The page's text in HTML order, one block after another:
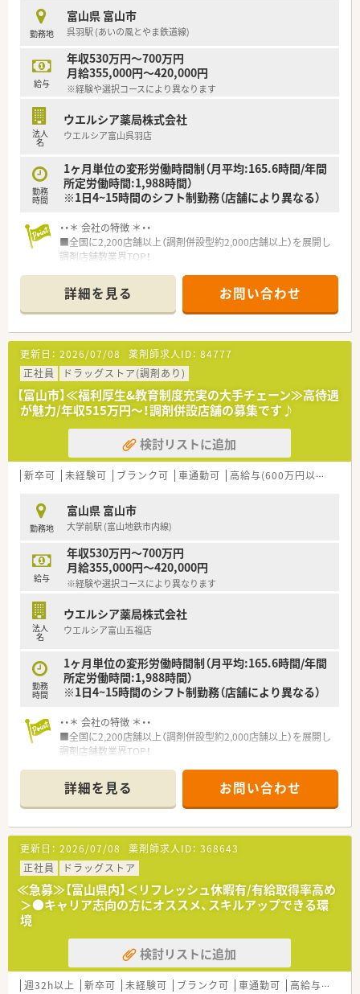
■育児休暇は3歳まで取得が可能で、時短制度は小学5年生まで
時短勤務ができるよう変更予定です。
■年間休日が120日とワークライフバランスが整っています
■日用品から常備薬まで、従業員割引制度など嬉しいメリットも
たくさんあります！
勤務地
富山県 富山市
呉羽駅 (あいの風とやま鉄道線)
給与
年収530万円～700万円
月給355,000円～420,000円
※経験や選択コースにより異なります
法人
名
ウエルシア薬局株式会社
ウエルシア富山呉羽店
勤務
時間
1ヶ月単位の変形労働時間制（月平均:165.6時間/年間
所定労働時間:1,988時間）
※1日4~15時間のシフト制勤務（店舗により異なる）
・・＊ 会社の特徴 ＊・・
■全国に2,200店舗以上（調剤併設型約2,000店舗以上）を展開し
調剤店舗数業界TOP！
頑張り次第で高給与も可能！
■経験や勤務コースによりますが、経験の少ない方でも500万前
半スタートと業界TOP水準！
■職種や職域に合わせ、豊富な社内研修や外部組織と連携した研
修を用意されています
■薬剤師が中心の会社だからこそ活躍できるキャリアパスが多
種多様に用意されています。
■店舗拡大に伴い、エリアマネジャーや営業部長等のマネジメン
トのポジションも増えます。
■在宅や教育等の専門性を活かせるスペシャリストを目指すこ
とも可能です。
■その他にも、管理部門や商品部門等の本社スタッフなど活動領
域は多種多様です。
■在宅実施店舗は年々増加しており、在宅医療へもしっかりと関
■育児休暇は3歳まで取得が可能で、時短制度は小学5年生まで
時短勤務ができるよう変更予定です。
■年間休日が120日とワークライフバランスが整っています
■日用品から常備薬まで、従業員割引制度など嬉しいメリットも
たくさんあります！
詳細を見る お問い合わせ
更新日： 2026/07/08 薬剤師求人ID： 84777
正社員
ドラッグストア(調剤あり)
【富山市】≪福利厚生&教育制度充実の大手チェーン≫高待遇
が魅力/年収515万円～！調剤併設店舗の募集です♪
検討リストに追加
新卒可 未経験可 ブランク可 車通勤可 高給与(600万円以上)
勤務地
富山県 富山市
大学前駅 (富山地鉄市内線)
給与
年収530万円～700万円
月給355,000円～420,000円
※経験や選択コースにより異なります
法人
名
ウエルシア薬局株式会社
ウエルシア富山五福店
勤務
時間
1ヶ月単位の変形労働時間制（月平均:165.6時間/年間
所定労働時間:1,988時間）
※1日4~15時間のシフト制勤務（店舗により異なる）
・・＊ 会社の特徴 ＊・・
■全国に2,200店舗以上（調剤併設型約2,000店舗以上）を展開し
調剤店舗数業界TOP！
頑張り次第で高給与も可能！
■経験や勤務コースによりますが、経験の少ない方でも500万前
半スタートと業界TOP水準！
■職種や職域に合わせ、豊富な社内研修や外部組織と連携した研
修を用意されています
■薬剤師が中心の会社だからこそ活躍できるキャリアパスが多
種多様に用意されています。
■店舗拡大に伴い、エリアマネジャーや営業部長等のマネジメン
トのポジションも増えます。
■在宅や教育等の専門性を活かせるスペシャリストを目指すこ
■その他にも、管理部門や商品部門等の本社スタッフなど活動領
域は多種多様です。
■在宅実施店舗は年々増加しており、在宅医療へもしっかりと関
わる事ができます。
詳細を見る お問い合わせ
更新日： 2026/07/08 薬剤師求人ID： 368643
正社員
ドラッグストア
≪急募≫【富山県内】＜リフレッシュ休暇有/有給取得率高め
＞●キャリア志向の方にオススメ、スキルアップできる環
境
検討リストに追加
週32h以上 新卒可 未経験可 ブランク可 車通勤可 高給与(600万円以上)